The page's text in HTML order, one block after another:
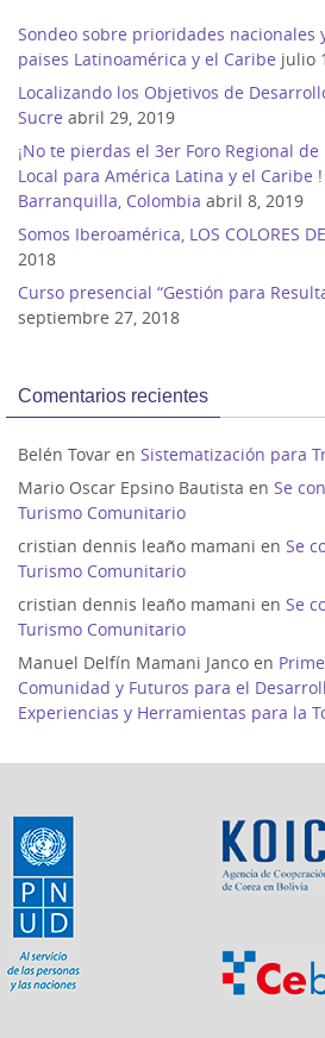
Sondeo sobre prioridades nacionales
paises Latinoamérica y el Caribe julio
Localizando los Objetivos de
Sucre abril 29, 2019
¡No te pierdas el 3er Foro Regional
Local para América Latina y el Caribe
Barranquilla, Colombia abril 8, 2019
Somos Iberoamérica, LOS COLORES
2018
Curso presencial “Gestión para
septiembre 27, 2018
Comentarios recientes
Belén Tovar en Sistematización para
Mario Oscar Epsino Bautista en Se
Turismo Comunitario
cristian dennis leaño mamani en Se
Turismo Comunitario
cristian dennis leaño mamani en Se
Turismo Comunitario
Manuel Delfín Mamani Janco en
Comunidad y Futuros para el
Experiencias y Herramientas para la